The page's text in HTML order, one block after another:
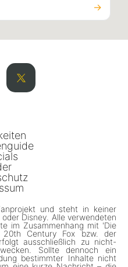
→
und steht in keiner
Disney. Alle verwendeten
im Zusammenhang mit 'Die
20th Century Fox bzw. der
ausschließlich zu nicht-
Sollte dennoch ein
bestimmter Inhalte nicht